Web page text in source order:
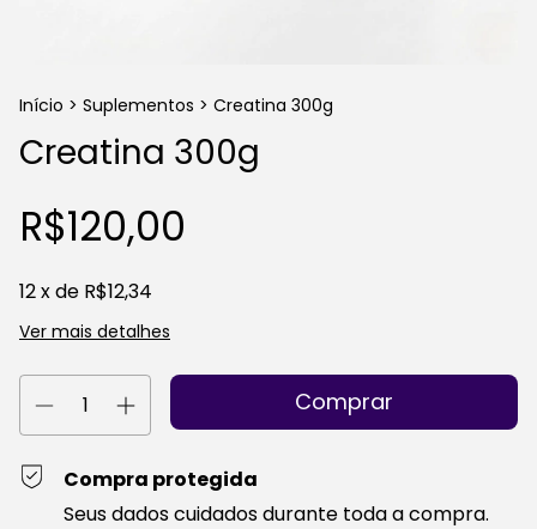
Início > Suplementos > Creatina 300g
Creatina 300g
R$120,00
12x de R$12,34
Ver mais detalhes
Compra protegida
Seus dados cuidados durante toda a compra.